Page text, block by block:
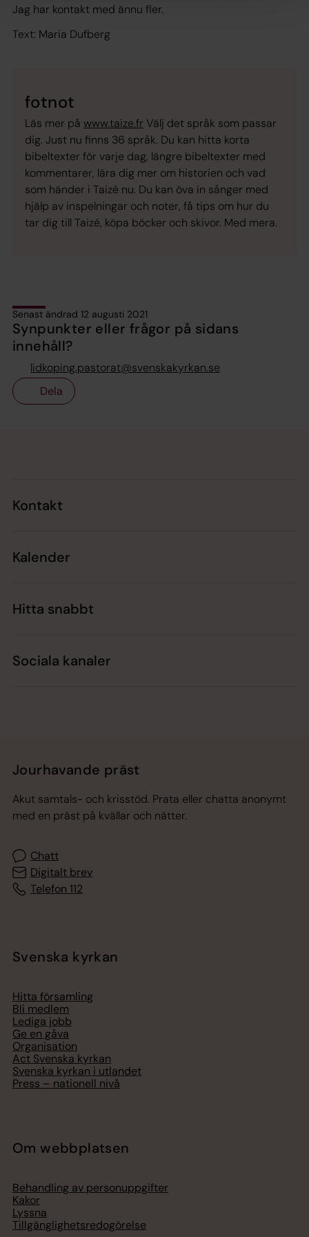
Jag har kontakt med ännu fler.
Text: Maria Dufberg
fotnot
Läs mer på www.taize.fr Välj det språk som passar
dig. Just nu finns 36 språk. Du kan hitta korta
bibeltexter för varje dag, längre bibeltexter med
kommentarer, lära dig mer om historien och vad
som händer i Taizé nu. Du kan öva in sånger med
hjälp av inspelningar och noter, få tips om hur du
tar dig till Taizé, köpa böcker och skivor. Med mera.
Senast ändrad 12 augusti 2021
Synpunkter eller frågor på sidans
innehåll?
lidkoping.pastorat@svenskakyrkan.se
Dela
Kontakt
Kalender
Hitta snabbt
Sociala kanaler
Jourhavande präst
Akut samtals- och krisstöd. Prata eller chatta anonymt
med en präst på kvällar och nätter.
Chatt
Digitalt brev
Telefon 112
Svenska kyrkan
Hitta församling
Bli medlem
Lediga jobb
Ge en gåva
Organisation
Act Svenska kyrkan
Svenska kyrkan i utlandet
Press – nationell nivå
Om webbplatsen
Behandling av personuppgifter
Kakor
Lyssna
Tillgänglighetsredogörelse